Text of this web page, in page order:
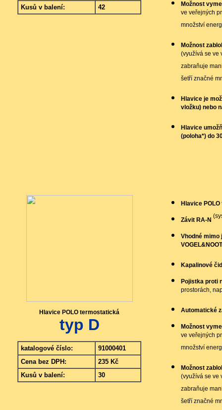
Kusů v balení:
42 Možnost
ve veřejných
množství
Možnost
(využívá se ve
zabraňuje
šetří značné
Hlavice je
vložku) nebo
Hlavice
(poloha*) do
Hlavice POLO termostatická
typ D
katalogové číslo:
91000401
Cena bez DPH:
235 Kč
Kusů v balení:
30
Hlavice
Závit RA-N
Vhodné mimo
Kapalinové
Pojistka proti
prostorách,
Automatické
Možnost
ve veřejných
množství
Možnost
(využívá se ve
zabraňuje
šetří značné